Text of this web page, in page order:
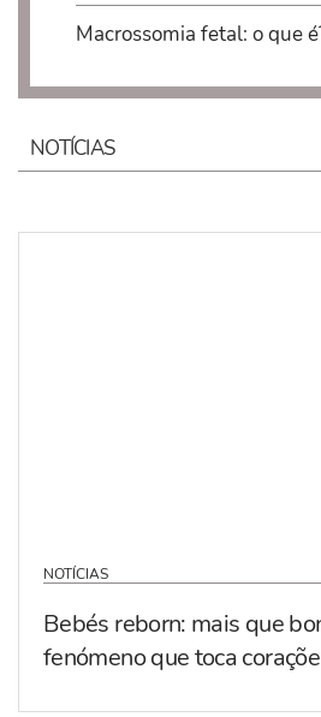
Macrossomia fetal: o que
NOTÍCIAS
NOTÍCIAS
Bebés reborn: mais que
fenómeno que toca